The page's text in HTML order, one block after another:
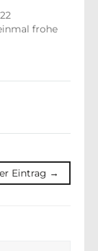
frohe
Eintrag →